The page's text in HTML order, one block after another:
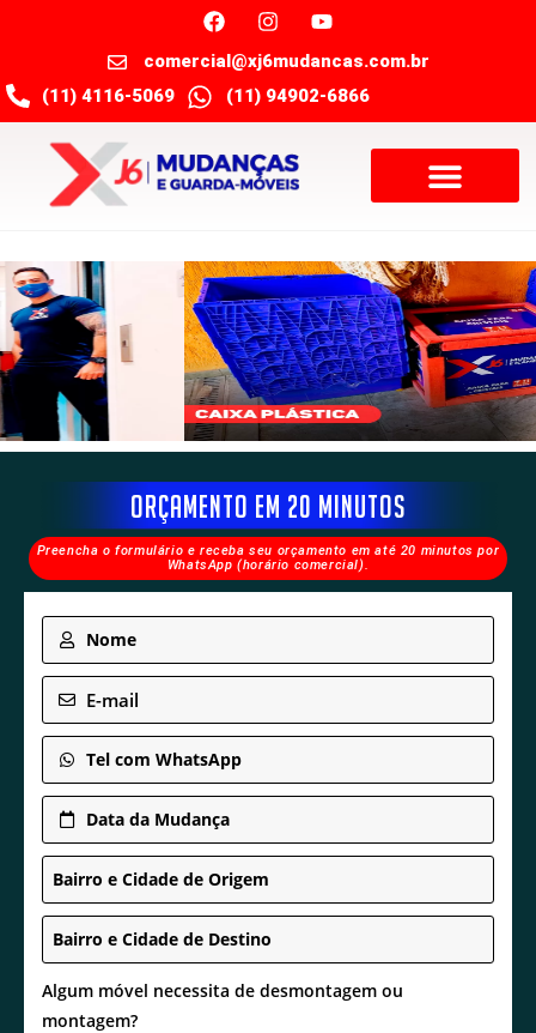
comercial@xj6mudancas.com.br
(11) 4116-5069
(11) 94902-6866
ORÇAMENTO EM 20 MINUTOS
Preencha o formulário e receba seu orçamento em até 20 minutos por
WhatsApp (horário comercial).
Nome
E-mail
Tel com WhatsApp
Data da Mudança
Bairro e Cidade de Origem
Bairro e Cidade de Destino
Algum móvel necessita de desmontagem ou
montagem?